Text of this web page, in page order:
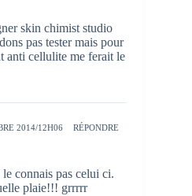
skin chimist studio
pas tester mais pour
anti cellulite me ferait le
2014/12H06 RÉPONDRE
connais pas celui ci.
plaie!!! grrrrr